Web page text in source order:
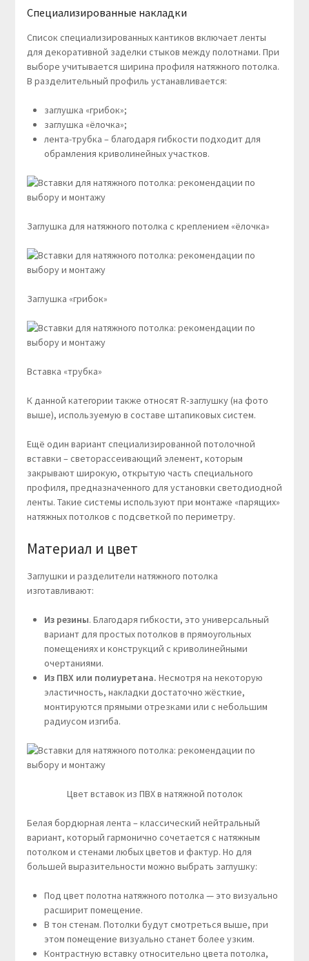
Специализированные накладки
Список специализированных кантиков включает ленты
для декоративной заделки стыков между полотнами. При
выборе учитывается ширина профиля натяжного потолка.
В разделительный профиль устанавливается:
заглушка «грибок»;
заглушка «ёлочка»;
лента-трубка – благодаря гибкости подходит для
обрамления криволинейных участков.
Заглушка для натяжного потолка с креплением «ёлочка»
Заглушка «грибок»
Вставка «трубка»
К данной категории также относят R-заглушку (на фото
выше), используемую в составе штапиковых систем.
Ещё один вариант специализированной потолочной
вставки – светорассеивающий элемент, которым
закрывают широкую, открытую часть специального
профиля, предназначенного для установки светодиодной
ленты. Такие системы используют при монтаже «парящих»
натяжных потолков с подсветкой по периметру.
Материал и цвет
Заглушки и разделители натяжного потолка
изготавливают:
Из резины. Благодаря гибкости, это универсальный
вариант для простых потолков в прямоугольных
помещениях и конструкций с криволинейными
очертаниями.
Из ПВХ или полиуретана. Несмотря на некоторую
эластичность, накладки достаточно жёсткие,
монтируются прямыми отрезками или с небольшим
радиусом изгиба.
Цвет вставок из ПВХ в натяжной потолок
Белая бордюрная лента – классический нейтральный
вариант, который гармонично сочетается с натяжным
потолком и стенами любых цветов и фактур. Но для
большей выразительности можно выбрать заглушку:
Под цвет полотна натяжного потолка — это визуально
расширит помещение.
В тон стенам. Потолки будут смотреться выше, при
этом помещение визуально станет более узким.
Контрастную вставку относительно цвета потолка,